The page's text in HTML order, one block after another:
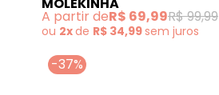
Sintético
A partir deR$ 69,99R$ 99,99
ou 2xde R$ 34,99sem juros
-37%